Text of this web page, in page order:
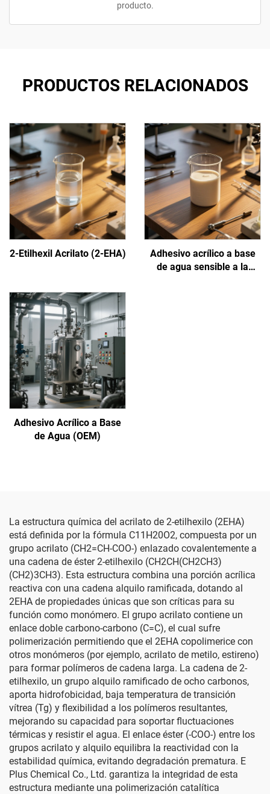
producto.
PRODUCTOS RELACIONADOS
2-Etilhexil Acrilato (2-EHA)
Adhesivo acrílico a base
de agua sensible a la
Adhesivo Acrílico a Base
de Agua (OEM)
La estructura química del acrilato de 2-etilhexilo (2EHA)
está definida por la fórmula C11H20O2, compuesta por un
grupo acrilato (CH2=CH-COO-) enlazado covalentemente a
una cadena de éster 2-etilhexilo (CH2CH(CH2CH3)
(CH2)3CH3). Esta estructura combina una porción acrílica
reactiva con una cadena alquilo ramificada, dotando al
2EHA de propiedades únicas que son críticas para su
función como monómero. El grupo acrilato contiene un
enlace doble carbono-carbono (C=C), el cual sufre
polimerización permitiendo que el 2EHA copolimerice con
otros monómeros (por ejemplo, acrilato de metilo, estireno)
para formar polímeros de cadena larga. La cadena de 2-
etilhexilo, un grupo alquilo ramificado de ocho carbonos,
aporta hidrofobicidad, baja temperatura de transición
vítrea (Tg) y flexibilidad a los polímeros resultantes,
mejorando su capacidad para soportar fluctuaciones
térmicas y resistir el agua. El enlace éster (-COO-) entre los
grupos acrilato y alquilo equilibra la reactividad con la
estabilidad química, evitando degradación prematura. E
Plus Chemical Co., Ltd. garantiza la integridad de esta
estructura mediante una polimerización catalítica